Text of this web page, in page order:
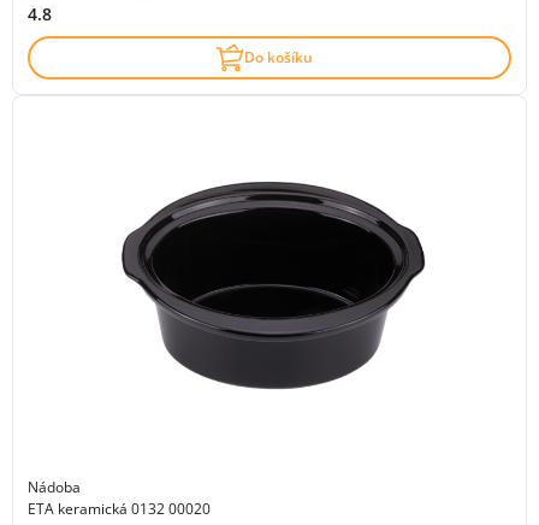
4.8
Do košíku
Nádoba
ETA keramická 0132 00020